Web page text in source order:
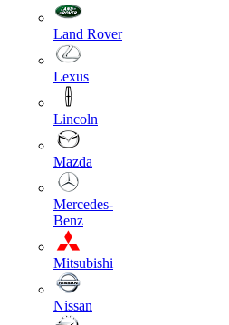
Land Rover
Lexus
Lincoln
Mazda
Mercedes-
Benz
Mitsubishi
Nissan